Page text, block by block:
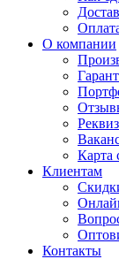
О компании
Карта
Клиентам
Контакты